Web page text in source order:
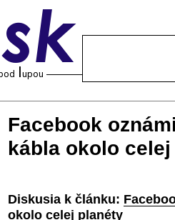
Facebook
kábla okolo
Diskusia k článku:
okolo celej planéty